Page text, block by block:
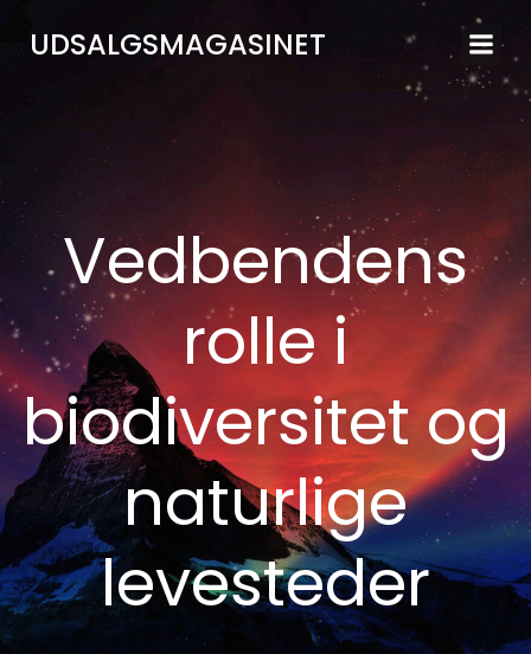
til
UDSALGSMAGASINET
Vedbendens
rolle i
biodiversitet og
naturlige
levesteder